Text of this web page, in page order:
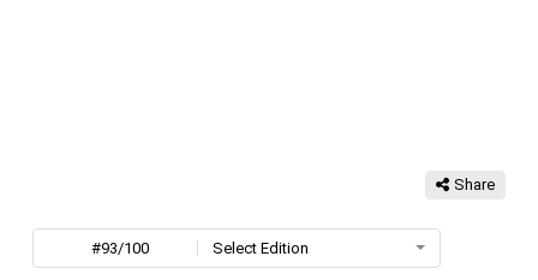
Share
#93/100 Select Edition